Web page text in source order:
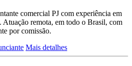
comercial PJ com experiência em
remota, em todo o Brasil, com
por comissão.
Mais detalhes